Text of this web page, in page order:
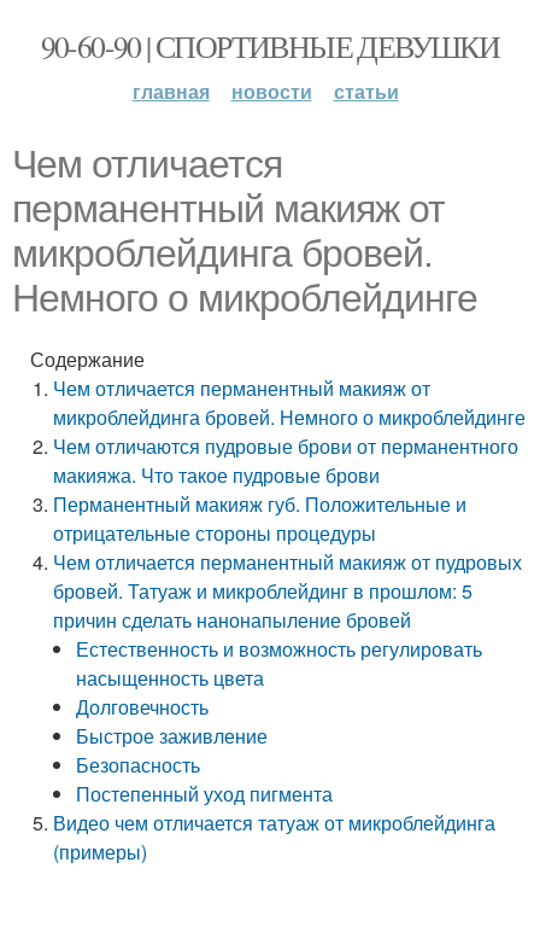
90-60-90 | СПОРТИВНЫЕ ДЕВУШКИ
главная новости статьи
Чем отличается
перманентный макияж от
микроблейдинга бровей.
Немного о микроблейдинге
Содержание
Чем отличается перманентный макияж от
микроблейдинга бровей. Немного о микроблейдинге
Чем отличаются пудровые брови от перманентного
макияжа. Что такое пудровые брови
Перманентный макияж губ. Положительные и
отрицательные стороны процедуры
Чем отличается перманентный макияж от пудровых
бровей. Татуаж и микроблейдинг в прошлом: 5
причин сделать нанонапыление бровей
Естественность и возможность регулировать
насыщенность цвета
Долговечность
Быстрое заживление
Безопасность
Постепенный уход пигмента
Видео чем отличается татуаж от микроблейдинга
(примеры)